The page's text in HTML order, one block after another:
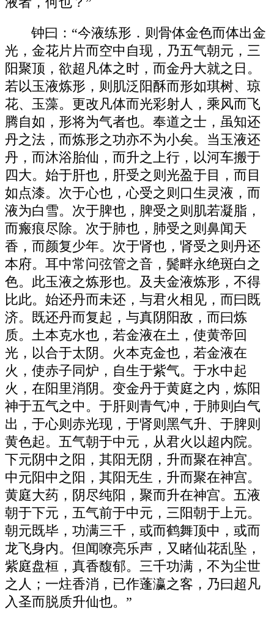
钟曰：“今液练形．则骨体金色而体出金
光，金花片片而空中自现，乃五气朝元，三
阳聚顶，欲超凡体之时，而金丹大就之日。
若以玉液炼形，则肌泛阳酥而形如琪树、琼
花、玉藻。更改凡体而光彩射人，乘风而飞
腾自如，形将为气者也。奉道之士，虽知还
丹之法，而炼形之功亦不为小矣。当玉液还
丹，而沐浴胎仙，而升之上行，以河车搬于
四大。始于肝也，肝受之则光盈于目，而目
如点漆。次于心也，心受之则口生灵液，而
液为白雪。次于脾也，脾受之则肌若凝脂，
而瘢痕尽除。次于肺也，肺受之则鼻闻天
香，而颜复少年。次于肾也，肾受之则丹还
本府。耳中常问弦管之音，鬓畔永绝斑白之
色。此玉液之炼形也。及夫金液炼形，不得
比此。始还丹而未还，与君火相见，而曰既
济。既还丹而复起，与真阴阳敌，而曰炼
质。土本克水也，若金液在土，使黄帝回
光，以合于太阴。火本克金也，若金液在
火，使赤子同炉，自生于紫气。于水中起
火，在阳里消阴。变金丹于黄庭之内，炼阳
神于五气之中。于肝则青气冲，于肺则白气
出，于心则赤光现，于肾则黑气升、于脾则
黄色起。五气朝于中元，从君火以超内院。
下元阴中之阳，其阳无阴，升而聚在神宫。
中元阳中之阳，其阳无生，升而聚在神宫。
黄庭大药，阴尽纯阳，聚而升在神宫。五液
朝于下元，五气前于中元，三阳朝于上元。
朝元既毕，功满三千，或而鹤舞顶中，或而
龙飞身内。但闻嘹亮乐声，又睹仙花乱坠，
紫庭盘桓，真香馥郁。三千功满，不为尘世
之人；一炷香消，已作蓬瀛之客，乃曰超凡
入圣而脱质升仙也。”